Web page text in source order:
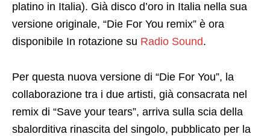
platino in Italia). Già disco d’oro in Italia nella sua
versione originale, “Die For You remix” è ora
disponibile In rotazione su Radio Sound.
Per questa nuova versione di “Die For You”, la
collaborazione tra i due artisti, già consacrata nel
remix di “Save your tears”, arriva sulla scia della
sbalorditiva rinascita del singolo, pubblicato per la